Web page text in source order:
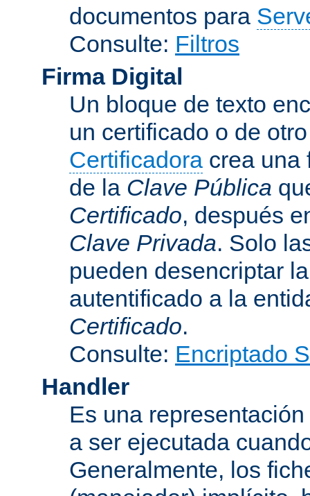
documentos para
Consulte: Filtros
Firma Digital
Un bloque de texto
un certificado o de
Certificadora crea una
de la Clave Pública
Certificado, después
Clave Privada. Solo
pueden desencriptar
autentificado a la
Certificado.
Consulte: Encriptado
Handler
Es una
a ser ejecutada
Generalmente, los